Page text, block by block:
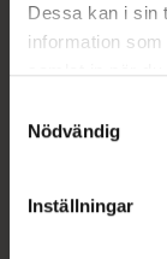
Dessa kan i sin
information
samlat in när
återkalla ditt
lagligheten av
Nödvändig
Inställningar
EAN: